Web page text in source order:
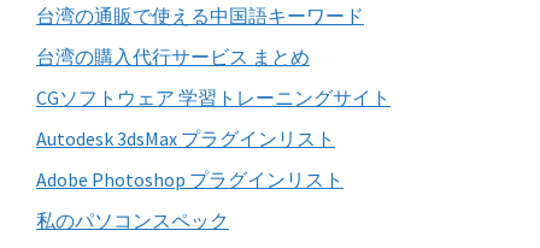
索
す
る
台湾の通販で使える中国語キーワード
台湾の購入代行サービス まとめ
CGソフトウェア 学習トレーニングサイト
Autodesk 3dsMax プラグインリスト
Adobe Photoshop プラグインリスト
私のパソコンスペック